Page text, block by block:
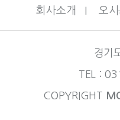
회사소개 I 오시
경기
TEL :
COPYRIGHT